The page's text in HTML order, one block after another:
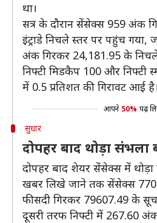
था।
सत्र के दौरान सेंसेक्स 959 अंक
इंट्राडे निचले स्तर पर पहुंच गया,
अंक गिरकर 24,181.95 के
निफ्टी मिडकैप 100 और निफ्टी
में 0.5 प्रतिशत की गिरावट आई है।
आपने 50% पढ़
सुधार
दोपहर बाद थोड़ा संभला
दोपहर बाद शेयर सेंसेक्स में थोड़ा
खबर लिखे जाने तक सेंसेक्स
फीसदी गिरकर 79607.49 के
दूसरी तरफ निफ्टी में 267.60